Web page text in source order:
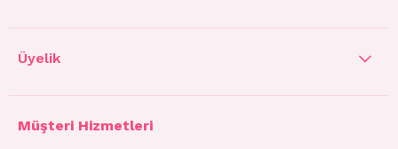
Üyelik
Müşteri Hizmetleri